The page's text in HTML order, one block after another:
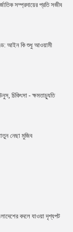
সম্প্রদায়ের প্রতি সজীব
আইন কি শুধু আওয়ামী
চিকিৎসা - ক্ষমতাচ্যুতি
নেছা মুজিব
বদলে যাওয়া দৃশ্যপট